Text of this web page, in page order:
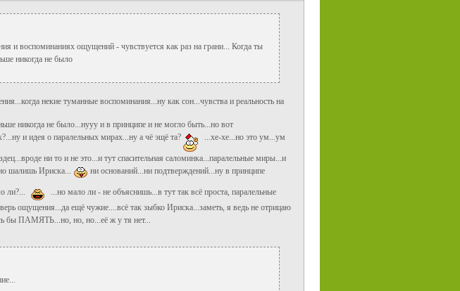
и воспоминаниях ощущений - чувствуется как раз на грани... Когда ты
никогда не было
некие туманные воспоминания...ну как сон...чувства и реальность на
никогда не было...нууу и в принципе и не могло быть...но вот
и идея о паралельных мирах...ну а чё эщё та?
...хе-хе...но это ум...ум
ни то и не это...и тут спасительная саломинка...паралельные миры...и
шалишь Ириска... ни оснований...ни подтверждений...ну в принципе
ли?...
...но мало ли - не объяснишь...в тут так всё проста, паралельные
ощущения...да ещё чужие....всё так зыбко Ириска...заметь, я ведь не отрицаю
бы ПАМЯТЬ...но, но, но...её ж у тя нет...